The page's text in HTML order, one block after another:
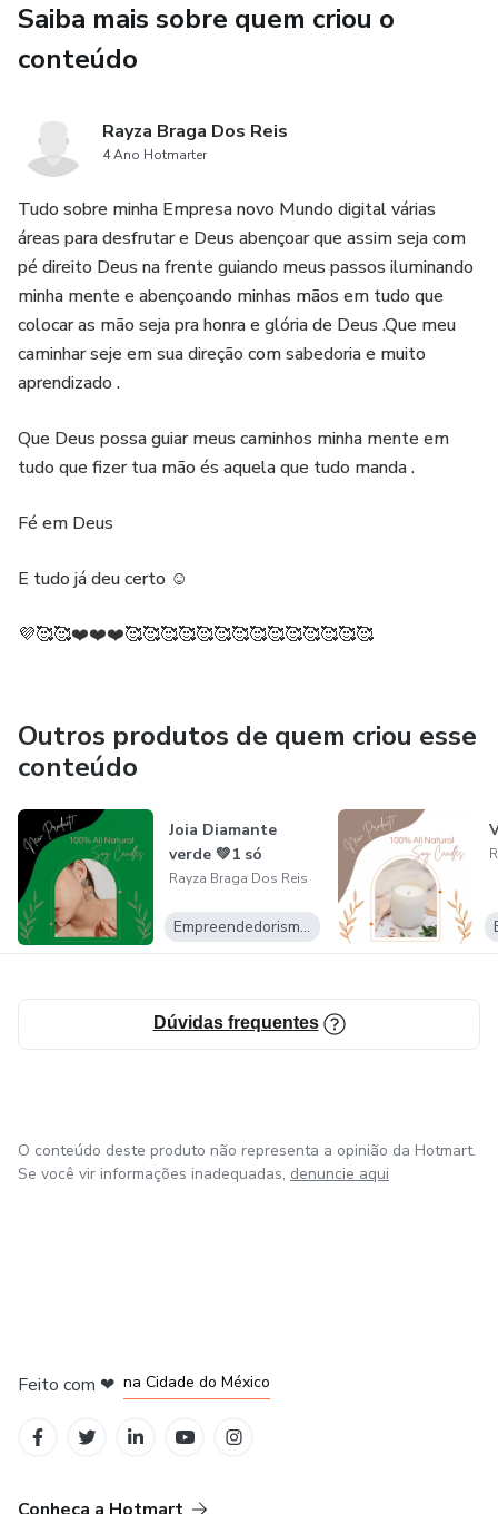
Saiba mais sobre quem criou o
conteúdo
Rayza Braga Dos Reis
4 Ano Hotmarter
Tudo sobre minha Empresa novo Mundo digital várias
áreas para desfrutar e Deus abençoar que assim seja com
pé direito Deus na frente guiando meus passos iluminando
minha mente e abençoando minhas mãos em tudo que
colocar as mão seja pra honra e glória de Deus .Que meu
caminhar seje em sua direção com sabedoria e muito
aprendizado .
Que Deus possa guiar meus caminhos minha mente em
tudo que fizer tua mão és aquela que tudo manda .
Fé em Deus
E tudo já deu certo ☺️
💜🥰🥰❤️❤️❤️🥰🥰🥰🥰🥰🥰🥰🥰🥰🥰🥰🥰🥰🥰
Outros produtos de quem criou esse
conteúdo
Joia Diamante
verde 💚1 só
Rayza Braga Dos Reis
Empreendedorismo Digital
Dúvidas frequentes
O conteúdo deste produto não representa a opinião da Hotmart.
Se você vir informações inadequadas, denuncie aqui
Feito com ❤ na Cidade do México